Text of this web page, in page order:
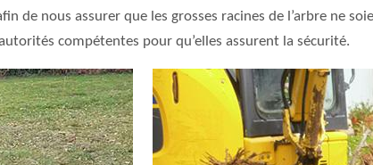
de nous assurer que les grosses racines de l’arbre ne
compétentes pour qu’elles assurent la sécurité.